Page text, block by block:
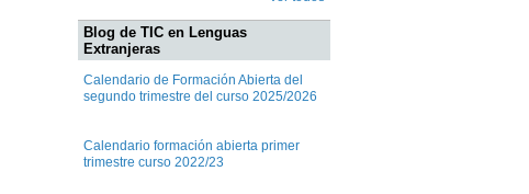
Blog de TIC en Lenguas
Extranjeras
Calendario de Formación Abierta del
segundo trimestre del curso 2025/2026
Calendario formación abierta primer
trimestre curso 2022/23